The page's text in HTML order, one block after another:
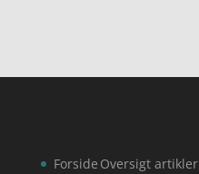
Forside Oversigt artikler